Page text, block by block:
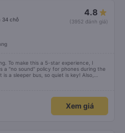
34 chỗ
4.8
(3952 đánh giá)
To make this a 5-star experience, I
a "no sound" policy for phones during the
a sleeper bus, so quiet is key! Also,
clearly inside the cabin for convenience. I
(tắt âm thanh điện thoại) vào ban đêm
ngủ. Ngoài ra, nhà xe nên dán sẵn mật
dễ dàng sử dụng. Tôi vẫn sẽ tiếp tục ủng
Xem giá